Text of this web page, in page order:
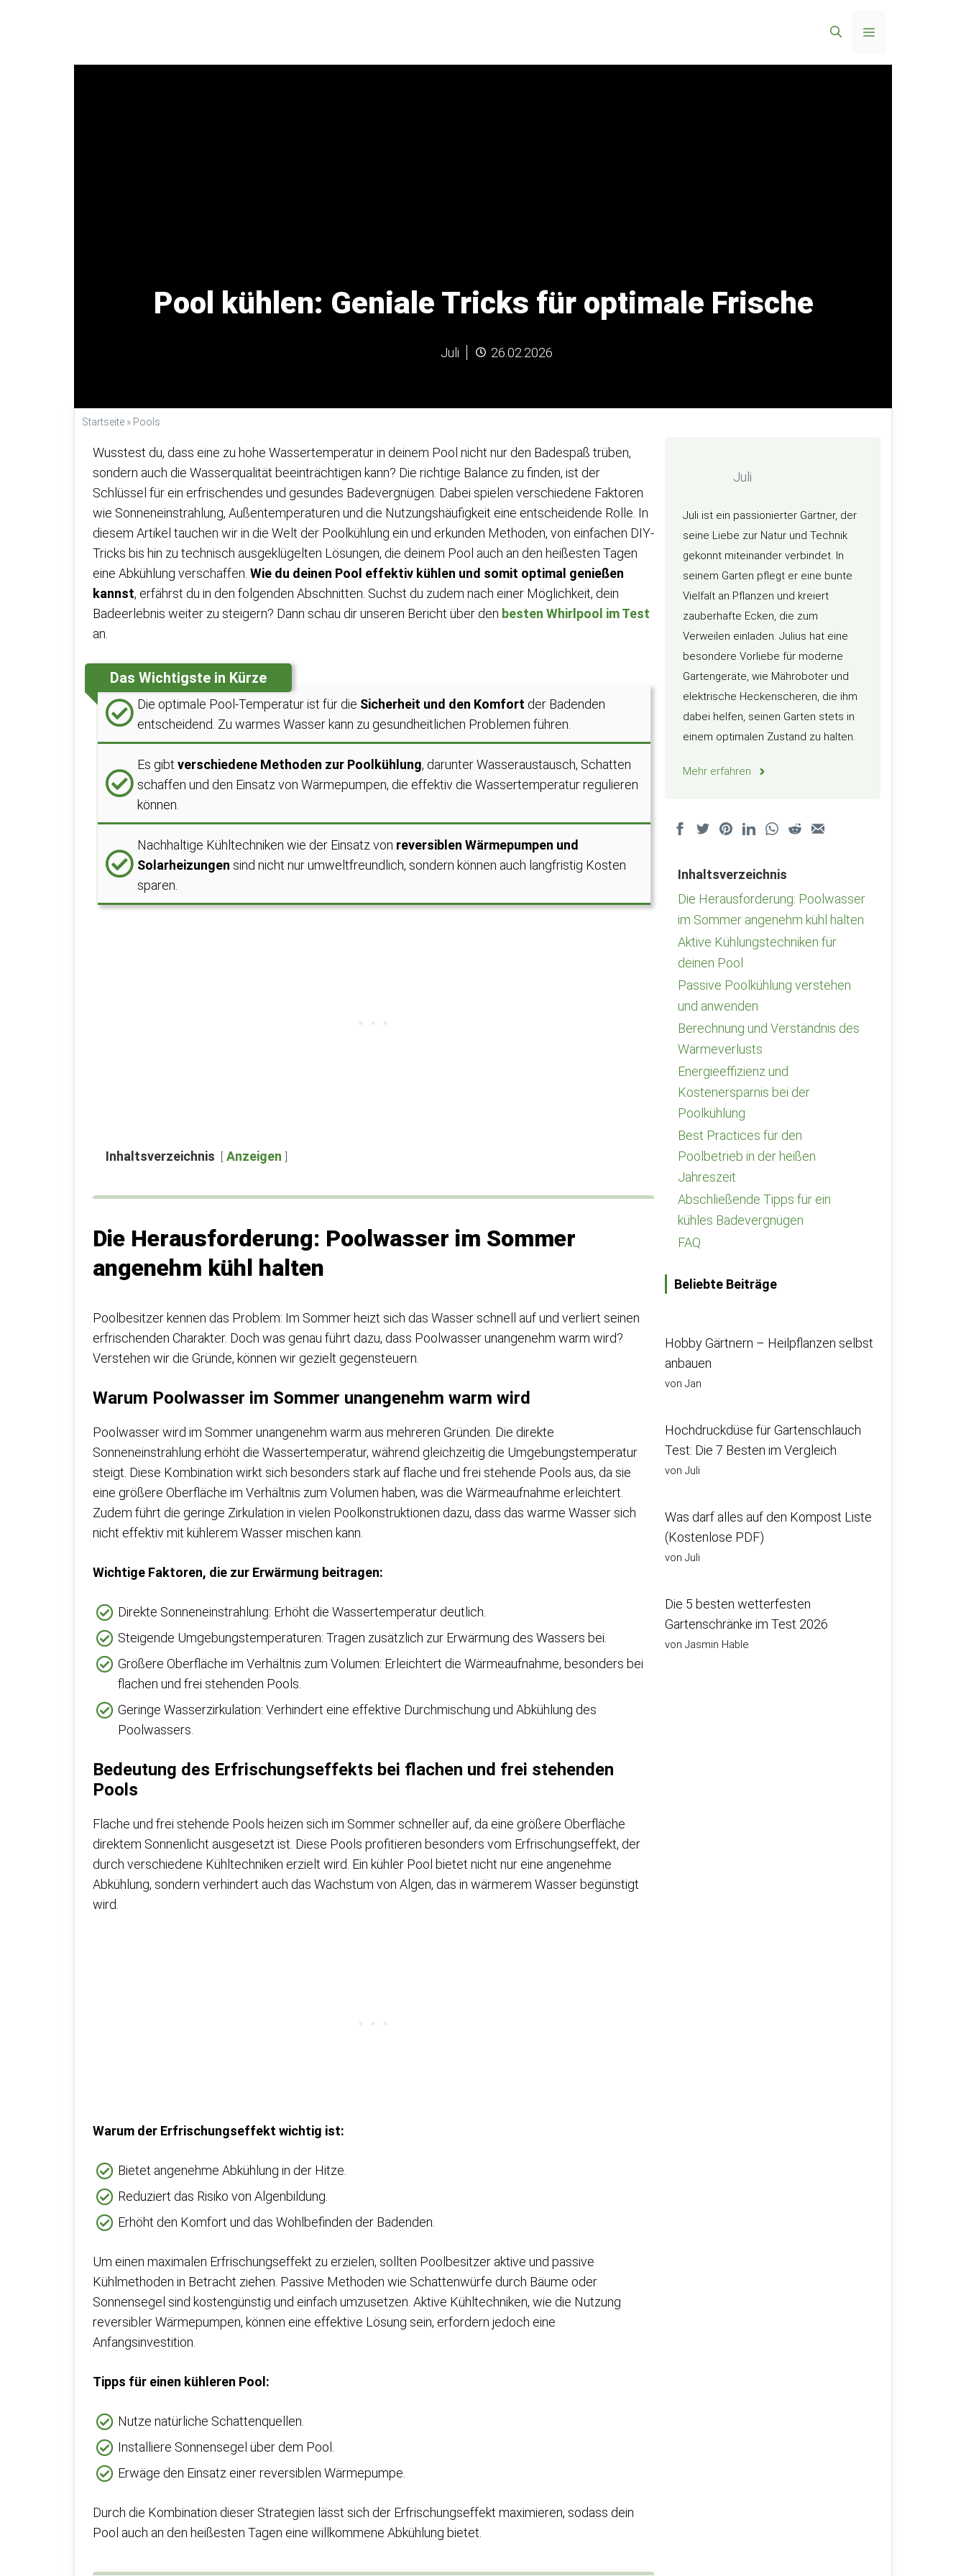
Menü
Pool kühlen: Geniale Tricks für optimale Frische
Juli 26.02.2026
Startseite » Pools
Wusstest du, dass eine zu hohe Wassertemperatur in deinem Pool nicht nur den Badespaß trüben,
sondern auch die Wasserqualität beeinträchtigen kann? Die richtige Balance zu finden, ist der
Schlüssel für ein erfrischendes und gesundes Badevergnügen. Dabei spielen verschiedene Faktoren
wie Sonneneinstrahlung, Außentemperaturen und die Nutzungshäufigkeit eine entscheidende Rolle. In
diesem Artikel tauchen wir in die Welt der Poolkühlung ein und erkunden Methoden, von einfachen DIY-
Tricks bis hin zu technisch ausgeklügelten Lösungen, die deinem Pool auch an den heißesten Tagen
eine Abkühlung verschaffen. Wie du deinen Pool effektiv kühlen und somit optimal genießen
kannst, erfährst du in den folgenden Abschnitten. Suchst du zudem nach einer Möglichkeit, dein
Badeerlebnis weiter zu steigern? Dann schau dir unseren Bericht über den besten Whirlpool im Test
an.
Das Wichtigste in Kürze
Die optimale Pool-Temperatur ist für die Sicherheit und den Komfort der Badenden
entscheidend. Zu warmes Wasser kann zu gesundheitlichen Problemen führen.
Es gibt verschiedene Methoden zur Poolkühlung, darunter Wasseraustausch, Schatten
schaffen und den Einsatz von Wärmepumpen, die effektiv die Wassertemperatur regulieren
können.
Nachhaltige Kühltechniken wie der Einsatz von reversiblen Wärmepumpen und
Solarheizungen sind nicht nur umweltfreundlich, sondern können auch langfristig Kosten
sparen.
Inhaltsverzeichnis Anzeigen
Die Herausforderung: Poolwasser im Sommer
angenehm kühl halten
Poolbesitzer kennen das Problem: Im Sommer heizt sich das Wasser schnell auf und verliert seinen
erfrischenden Charakter. Doch was genau führt dazu, dass Poolwasser unangenehm warm wird?
Verstehen wir die Gründe, können wir gezielt gegensteuern.
Warum Poolwasser im Sommer unangenehm warm wird
Poolwasser wird im Sommer unangenehm warm aus mehreren Gründen. Die direkte
Sonneneinstrahlung erhöht die Wassertemperatur, während gleichzeitig die Umgebungstemperatur
steigt. Diese Kombination wirkt sich besonders stark auf flache und frei stehende Pools aus, da sie
eine größere Oberfläche im Verhältnis zum Volumen haben, was die Wärmeaufnahme erleichtert.
Zudem führt die geringe Zirkulation in vielen Poolkonstruktionen dazu, dass das warme Wasser sich
nicht effektiv mit kühlerem Wasser mischen kann.
Wichtige Faktoren, die zur Erwärmung beitragen:
Direkte Sonneneinstrahlung: Erhöht die Wassertemperatur deutlich.
Steigende Umgebungstemperaturen: Tragen zusätzlich zur Erwärmung des Wassers bei.
Größere Oberfläche im Verhältnis zum Volumen: Erleichtert die Wärmeaufnahme, besonders bei
flachen und frei stehenden Pools.
Geringe Wasserzirkulation: Verhindert eine effektive Durchmischung und Abkühlung des
Poolwassers.
Bedeutung des Erfrischungseffekts bei flachen und frei stehenden
Pools
Flache und frei stehende Pools heizen sich im Sommer schneller auf, da eine größere Oberfläche
direktem Sonnenlicht ausgesetzt ist. Diese Pools profitieren besonders vom Erfrischungseffekt, der
durch verschiedene Kühltechniken erzielt wird. Ein kühler Pool bietet nicht nur eine angenehme
Abkühlung, sondern verhindert auch das Wachstum von Algen, das in wärmerem Wasser begünstigt
wird.
Warum der Erfrischungseffekt wichtig ist:
Bietet angenehme Abkühlung in der Hitze.
Reduziert das Risiko von Algenbildung.
Erhöht den Komfort und das Wohlbefinden der Badenden.
Um einen maximalen Erfrischungseffekt zu erzielen, sollten Poolbesitzer aktive und passive
Kühlmethoden in Betracht ziehen. Passive Methoden wie Schattenwürfe durch Bäume oder
Sonnensegel sind kostengünstig und einfach umzusetzen. Aktive Kühltechniken, wie die Nutzung
reversibler Wärmepumpen, können eine effektive Lösung sein, erfordern jedoch eine
Anfangsinvestition.
Tipps für einen kühleren Pool:
Nutze natürliche Schattenquellen.
Installiere Sonnensegel über dem Pool.
Erwäge den Einsatz einer reversiblen Wärmepumpe.
Durch die Kombination dieser Strategien lässt sich der Erfrischungseffekt maximieren, sodass dein
Pool auch an den heißesten Tagen eine willkommene Abkühlung bietet.
Juli
Juli ist ein passionierter Gärtner, der
seine Liebe zur Natur und Technik
gekonnt miteinander verbindet. In
seinem Garten pflegt er eine bunte
Vielfalt an Pflanzen und kreiert
zauberhafte Ecken, die zum
Verweilen einladen. Julius hat eine
besondere Vorliebe für moderne
Gartengeräte, wie Mähroboter und
elektrische Heckenscheren, die ihm
dabei helfen, seinen Garten stets in
einem optimalen Zustand zu halten.
Mehr erfahren
Inhaltsverzeichnis
Die Herausforderung: Poolwasser
im Sommer angenehm kühl halten
Aktive Kühlungstechniken für
deinen Pool
Passive Poolkühlung verstehen
und anwenden
Berechnung und Verständnis des
Wärmeverlusts
Energieeffizienz und
Kostenersparnis bei der
Poolkühlung
Best Practices für den
Poolbetrieb in der heißen
Jahreszeit
Abschließende Tipps für ein
kühles Badevergnügen
FAQ
Beliebte Beiträge
Hobby Gärtnern – Heilpflanzen selbst
anbauen
von Jan
Hochdruckdüse für Gartenschlauch
Test: Die 7 Besten im Vergleich
von Juli
Was darf alles auf den Kompost Liste
(Kostenlose PDF)
von Juli
Die 5 besten wetterfesten
Gartenschränke im Test 2026
von Jasmin Hable